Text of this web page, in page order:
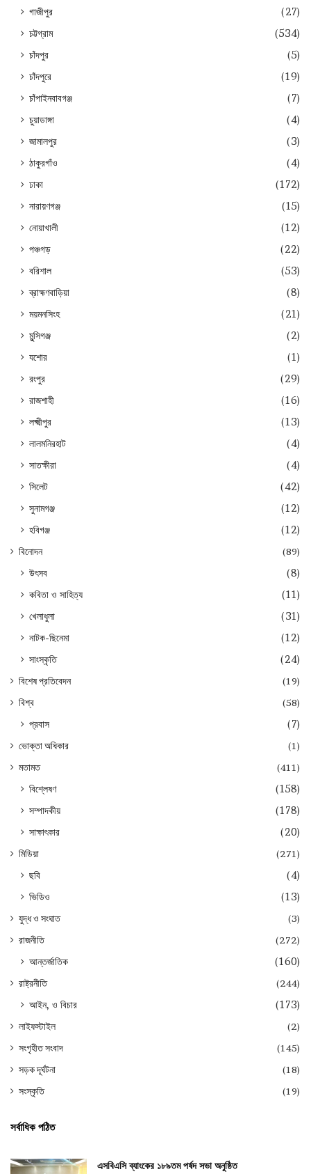
গাজীপুর
(27)
চট্টগ্রাম
(534)
চাঁদপুর
(5)
চাঁদপুরে
(19)
চাঁপাইনবাবগঞ্জ
(7)
চুয়াডাঙ্গা
(4)
জামালপুর
(3)
ঠাকুরগাঁও
(4)
ঢাকা
(172)
নারায়ণগঞ্জ
(15)
নোয়াখালী
(12)
পঞ্চগড়
(22)
বরিশাল
(53)
ব্রাহ্মণবাড়িয়া
(8)
ময়মনসিংহ
(21)
মুন্সিগঞ্জ
(2)
যশোর
(1)
রংপুর
(29)
রাজশাহী
(16)
লক্ষ্মীপুর
(13)
লালমনিরহাট
(4)
সাতক্ষীরা
(4)
সিলেট
(42)
সুনামগঞ্জ
(12)
হবিগঞ্জ
(12)
বিনোদন (89)
উৎসব
(8)
কবিতা ও সাহিত্য
(11)
খেলাধুলা
(31)
নাটক-ছিনেমা
(12)
সাংস্কৃতি
(24)
বিশেষ প্রতিবেদন
(19)
বিশ্ব
(58)
প্রবাস (7)
ভোক্তা অধিকার
(1)
মতামত
(411)
বিশ্লেষণ
(158)
সম্পাদকীয়
(178)
সাক্ষাৎকার
(20)
মিডিয়া (271)
ছবি
(4)
ভিডিও
(13)
যুদ্ধ ও সংঘাত
(3)
রাজনীতি
(272)
আন্তর্জাতিক (160)
রাষ্ট্রনীতি (244)
আইন, ও বিচার (173)
লাইফস্টাইল
(2)
সংগৃহীত সংবাদ
(145)
সড়ক দূর্ঘটনা
(18)
সংস্কৃতি
(19)
সর্বাধিক পঠিত
এসবিএসি ব্যাংকের ১৮৯তম পর্ষদ সভা অনুষ্ঠিত